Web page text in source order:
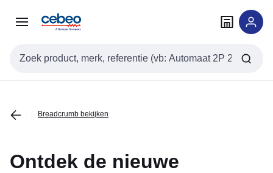
naar
naar
Zoekveld invoer
Breadcrumb bekijken
Ontdek de nieuwe